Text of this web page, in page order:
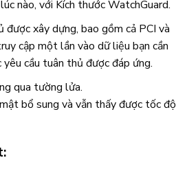
nào, với Kích thước WatchGuard.
được xây dựng, bao gồm cả PCI và
cập một lần vào dữ liệu bạn cần
yêu cầu tuân thủ được đáp ứng.
qua tường lửa.
bổ sung và vẫn thấy được tốc độ